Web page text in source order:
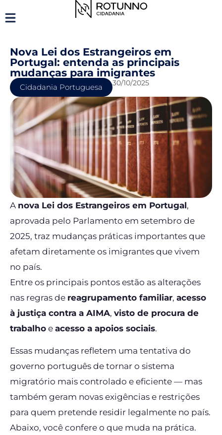
Nova Lei dos Estrangeiros em
Portugal: entenda as principais
mudanças para imigrantes
Cidadania Portuguesa 30/10/2025
A nova Lei dos Estrangeiros em Portugal,
aprovada pelo Parlamento em setembro de
2025, traz mudanças práticas importantes que
afetam diretamente os imigrantes que vivem
no país.
Entre os principais pontos estão as alterações
nas regras de reagrupamento familiar, acesso
à justiça contra a AIMA, visto de procura de
trabalho e acesso a apoios sociais.
Essas mudanças refletem uma tentativa do
governo português de tornar o sistema
migratório mais controlado e eficiente — mas
também geram novas exigências e restrições
para quem pretende residir legalmente no país.
Abaixo, você confere o que muda na prática.